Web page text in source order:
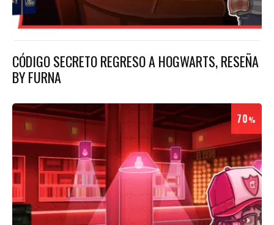
CÓDIGO SECRETO REGRESO A HOGWARTS, RESEÑA
BY FURNA
70%